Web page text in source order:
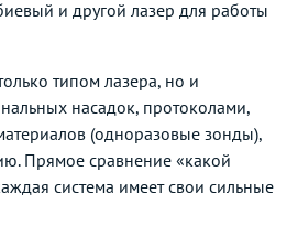
и другой лазер для работы
типом лазера, но и
насадок, протоколами,
(одноразовые зонды),
Прямое сравнение «какой
система имеет свои сильные